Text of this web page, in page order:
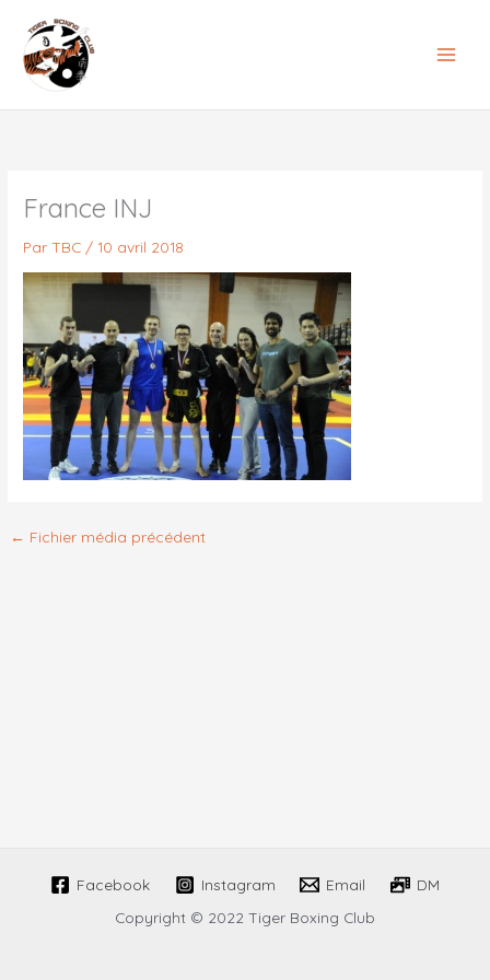
contenu
France INJ
ParTBC / 10 avril 2018
← Fichier média précédent
Facebook Instagram Email
DM
Copyright © 2022 Tiger Boxing Club